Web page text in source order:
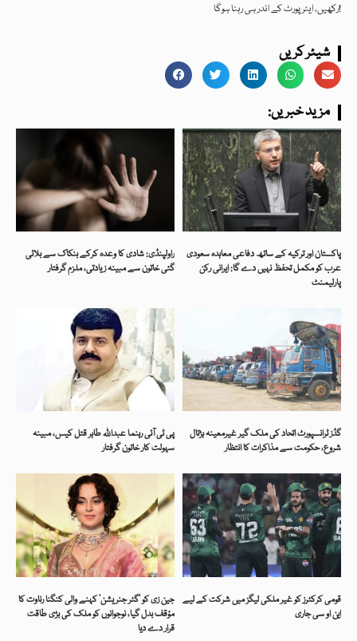
رکھیں، ایئرپورٹ کے اندر ہی رہنا ہوگا!
شیئر کریں
:مزید خبریں
راولپنڈی: شادی کا وعدہ کرکے بنکاک سے بلائی
گئی خاتون سے مبینہ زیادتی، ملزم گرفتار
پاکستان اور ترکیہ کے ساتھ دفاعی معاہدہ سعودی
عرب کو مکمل تحفظ نہیں دے گا: ایرانی رکن
پارلیمنٹ
پی ٹی آئی رہنما عبداللہ طاہر قتل کیس، مبینہ
سہولت کار خاتون گرفتار
گڈز ٹرانسپورٹ اتحاد کی ملک گیر غیرمعینہ ہڑتال
شروع، حکومت سے مذاکرات کا انتظار
جین زی کو ’گٹر جنریشن‘ کہنے والی کنگنا رناوت کا
مؤقف بدل گیا، نوجوانوں کو ملک کی بڑی طاقت
قرار دے دیا
قومی کرکٹرز کو غیر ملکی لیگز میں شرکت کے لیے
این او سی جاری